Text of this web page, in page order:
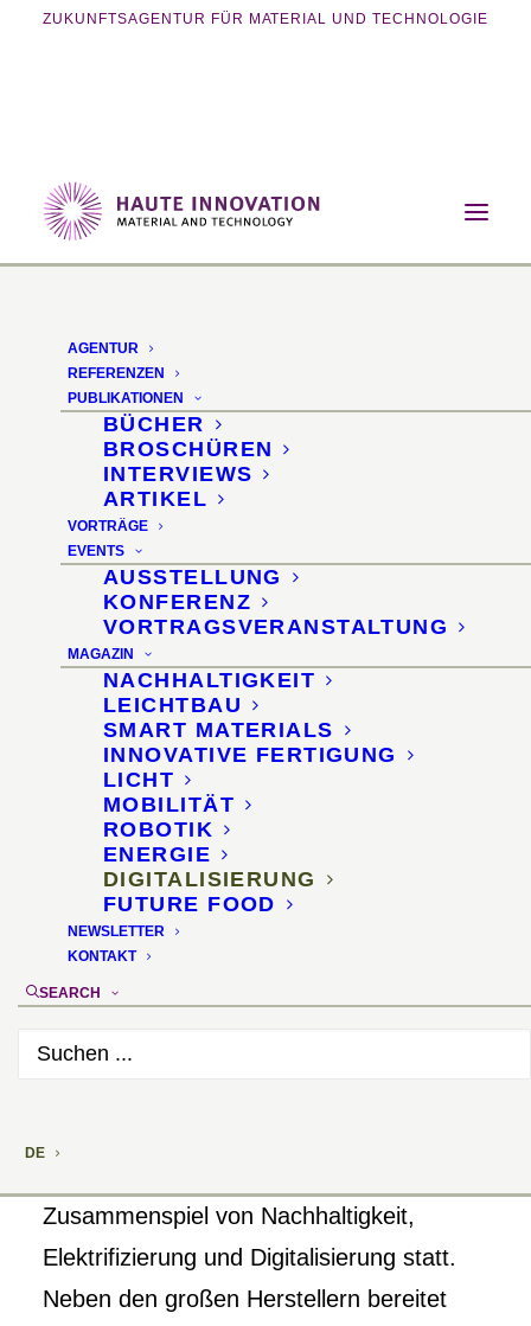
ZUKUNFTSAGENTUR FÜR MATERIAL UND TECHNOLOGIE
AGENTUR
REFERENZEN
PUBLIKATIONEN
BÜCHER
BROSCHÜREN
INTERVIEWS
ARTIKEL
VORTRÄGE
EVENTS
AUSSTELLUNG
KONFERENZ
VORTRAGSVERANSTALTUNG
MAGAZIN
NACHHALTIGKEIT
LEICHTBAU
SMART MATERIALS
INNOVATIVE FERTIGUNG
LICHT
MOBILITÄT
ROBOTIK
ENERGIE
DIGITALISIERUNG
FUTURE FOOD
NEWSLETTER
KONTAKT
SEARCH
DE
Home Magazin
Digitalisierung
Continental C.A.R.E.
Conti C.A.R.E.
Radkonzept
Smartes Rad reguliert
selbsttätig Reifendruck
4. Oktober 2019
Zusammenspiel von Nachhaltigkeit,
Elektrifizierung und Digitalisierung statt.
Neben den großen Herstellern bereitet